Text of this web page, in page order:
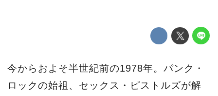
今からおよそ半世紀前の1978年。パンク・
ロックの始祖、セックス・ピストルズが解